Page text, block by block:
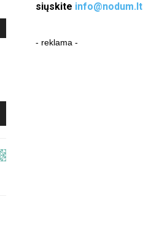
siųskite info@nodum.lt
- reklama -